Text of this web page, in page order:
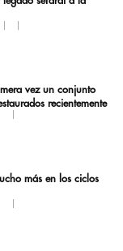
vez un conjunto
recientemente
más en los ciclos